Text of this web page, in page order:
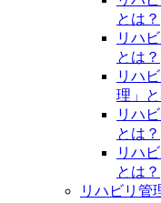
とは？
リハ
とは？
リハ
理」と
リハ
とは？
リハ
とは？
リハビリ管